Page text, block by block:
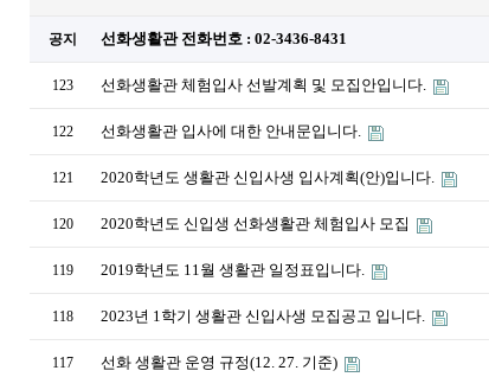
공지 선화생활관 전화번호 : 02-3436-8431
123 선화생활관 체험입사 선발계획 및 모집안입니다.
122 선화생활관 입사에 대한 안내문입니다.
121 2020학년도 생활관 신입사생 입사계획(안)입니다.
120 2020학년도 신입생 선화생활관 체험입사 모집
119 2019학년도 11월 생활관 일정표입니다.
118 2023년 1학기 생활관 신입사생 모집공고 입니다.
117 선화 생활관 운영 규정(12. 27. 기준)